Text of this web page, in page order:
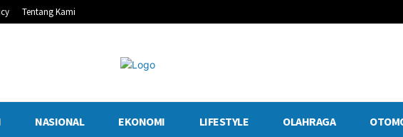
Tentang Kami
NASIONAL EKONOMI LIFESTYLE OLAHRAGA